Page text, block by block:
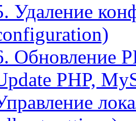
Удаление
Обновление
PHP,